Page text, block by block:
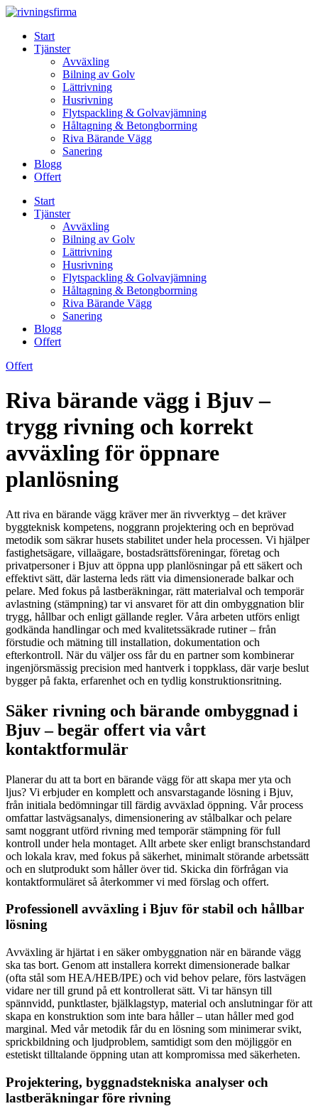
Skip
contentStart
Tjänster
Avväxling
Bilning av Golv
Lättrivning
Husrivning
Flytspackling & Golvavjämning
Håltagning & Betongborrning
Riva Bärande Vägg
Sanering
Blogg
Offert
Start
Tjänster
Avväxling
Bilning av Golv
Lättrivning
Husrivning
Flytspackling & Golvavjämning
Håltagning & Betongborrning
Riva Bärande Vägg
Sanering
Blogg
Offert
Offert
Riva bärande vägg i Bjuv –
trygg rivning och korrekt
avväxling för öppnare
planlösning
Att riva en bärande vägg kräver mer än rivverktyg – det kräver
byggteknisk kompetens, noggrann projektering och en beprövad
metodik som säkrar husets stabilitet under hela processen. Vi hjälper
fastighetsägare, villaägare, bostadsrättsföreningar, företag och
privatpersoner i Bjuv att öppna upp planlösningar på ett säkert och
effektivt sätt, där lasterna leds rätt via dimensionerade balkar och
pelare. Med fokus på lastberäkningar, rätt materialval och temporär
avlastning (stämpning) tar vi ansvaret för att din ombyggnation blir
trygg, hållbar och enligt gällande regler. Våra arbeten utförs enligt
godkända handlingar och med kvalitetssäkrade rutiner – från
förstudie och mätning till installation, dokumentation och
efterkontroll. När du väljer oss får du en partner som kombinerar
ingenjörsmässig precision med hantverk i toppklass, där varje beslut
bygger på fakta, erfarenhet och en tydlig konstruktionsritning.
Säker rivning och bärande ombyggnad i
Bjuv – begär offert via vårt
kontaktformulär
Planerar du att ta bort en bärande vägg för att skapa mer yta och
ljus? Vi erbjuder en komplett och ansvarstagande lösning i Bjuv,
från initiala bedömningar till färdig avväxlad öppning. Vår process
omfattar lastvägsanalys, dimensionering av stålbalkar och pelare
samt noggrant utförd rivning med temporär stämpning för full
kontroll under hela montaget. Allt arbete sker enligt branschstandard
och lokala krav, med fokus på säkerhet, minimalt störande arbetssätt
och en slutprodukt som håller över tid. Skicka din förfrågan via
kontaktformuläret så återkommer vi med förslag och offert.
Professionell avväxling i Bjuv för stabil och hållbar
lösning
Avväxling är hjärtat i en säker ombyggnation när en bärande vägg
ska tas bort. Genom att installera korrekt dimensionerade balkar
(ofta stål som HEA/HEB/IPE) och vid behov pelare, förs lastvägen
vidare ner till grund på ett kontrollerat sätt. Vi tar hänsyn till
spännvidd, punktlaster, bjälklagstyp, material och anslutningar för att
skapa en konstruktion som inte bara håller – utan håller med god
marginal. Med vår metodik får du en lösning som minimerar svikt,
sprickbildning och ljudproblem, samtidigt som den möjliggör en
estetiskt tilltalande öppning utan att kompromissa med säkerheten.
Projektering, byggnadstekniska analyser och
lastberäkningar före rivning